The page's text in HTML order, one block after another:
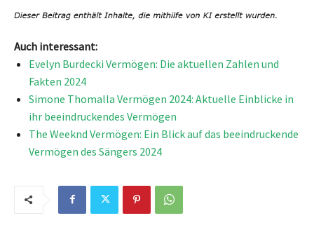
Auch interessant:
Evelyn Burdecki Vermögen: Die aktuellen Zahlen und
Fakten 2024
Simone Thomalla Vermögen 2024: Aktuelle Einblicke in
ihr beeindruckendes Vermögen
The Weeknd Vermögen: Ein Blick auf das beeindruckende
Vermögen des Sängers 2024